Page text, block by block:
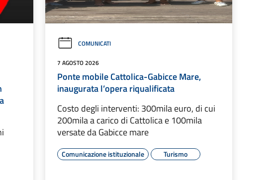
COMUNICATI
7 AGOSTO 2026
Ponte mobile Cattolica-Gabicce Mare,
inaugurata l’opera riqualificata
Costo degli interventi: 300mila euro, di cui
200mila a carico di Cattolica e 100mila
versate da Gabicce mare
Comunicazione istituzionale Turismo